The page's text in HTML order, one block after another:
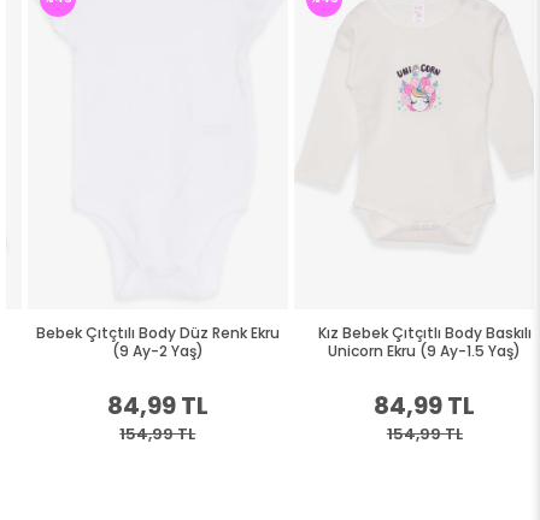
Bebek Çıtçtılı Body Düz Renk Ekru
(9 Ay-2 Yaş)
84,99 TL
154,99 TL
Kız Bebek Çıtçıtlı Body Baskılı
Unicorn Ekru (9 Ay-1.5 Yaş)
84,99 TL
154,99 TL